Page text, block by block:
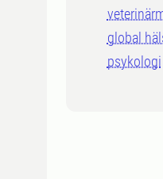
global
psykologi